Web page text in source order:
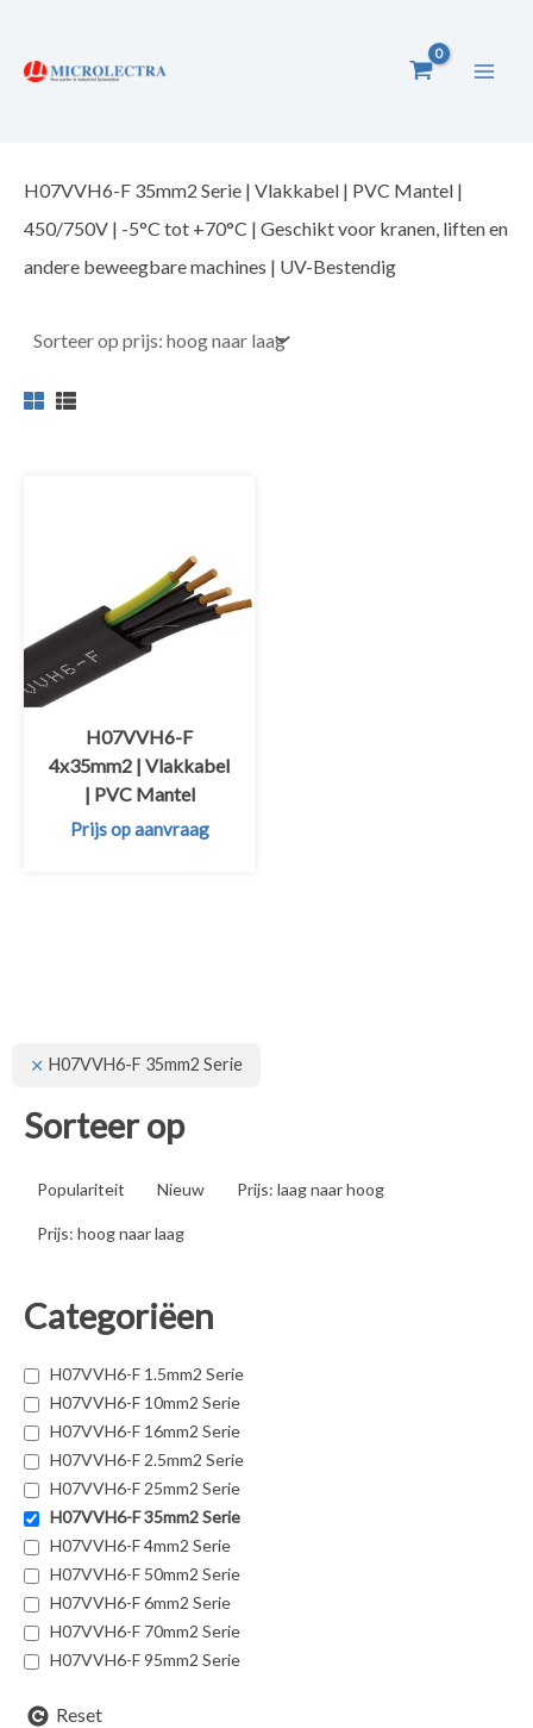
naar
H07VVH6-F 35mm2 Serie
Sorteer op
Populariteit Nieuw Prijs: laag naar hoog
Prijs: hoog naar laag
Categoriëen
H07VVH6-F 1.5mm2 Serie
H07VVH6-F 10mm2 Serie
H07VVH6-F 16mm2 Serie
H07VVH6-F 2.5mm2 Serie
H07VVH6-F 25mm2 Serie
H07VVH6-F 35mm2 Serie
H07VVH6-F 4mm2 Serie
H07VVH6-F 50mm2 Serie
H07VVH6-F 6mm2 Serie
H07VVH6-F 70mm2 Serie
H07VVH6-F 95mm2 Serie
Reset
H07VVH6-F 35mm2 Serie | Vlakkabel | PVC Mantel |
450/750V | -5°C tot +70°C | Geschikt voor kranen, liften en
andere beweegbare machines | UV-Bestendig
H07VVH6-F
4x35mm2 | Vlakkabel
| PVC Mantel
Prijs op aanvraag